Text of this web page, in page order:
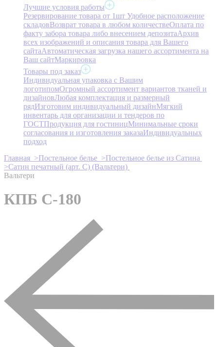
Лучшие условия работы
Резервирование товара от 1шт Удобное расположение
складовВозврат товара в любом количествеОплата по
факту забора товара либо внесением депозитаАрхив
всех изображений и описания товара для Вашего
сайтаАвтоматическая загрузка нашего ассортимента на
Ваш сайтМаркировка
Товары под заказ
Индивидуальная упаковка с Вашим
логотипомОгромный ассортимент вариантов тканей и
дизайновЛюбая комплектация и размерный
рядИзготовим индивидуальный дизайнМягкий
инвентарь для организации и тендеров по
ГОСТПродукция для гостиницМинимальные сроки
согласования и изготовления заказаИндивидуальных
подход
Главная >Постельное белье >Постельное белье из Сатина
>Сатин печатный (арт. С) (Вальтери)
Вальтери
КПБ С-180